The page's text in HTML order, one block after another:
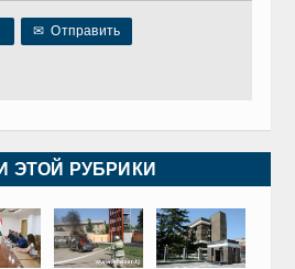
✉ Отправить
ЭТОЙ РУБРИКИ